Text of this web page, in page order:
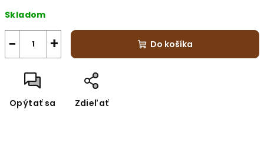
cena:
Skladom
+
− Do košíka
Opýtať sa Zdieľať